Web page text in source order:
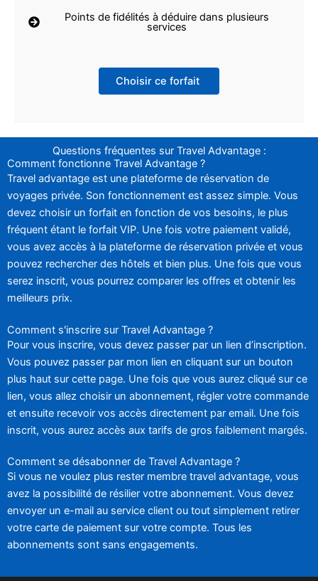
Points de fidélités à déduire dans plusieurs
services
Choisir ce forfait
Questions fréquentes sur Travel Advantage :
Comment fonctionne Travel Advantage ?
Travel advantage est une plateforme de réservation de
voyages privée. Son fonctionnement est assez simple. Vous
devez choisir un forfait en fonction de vos besoins, le plus
fréquent étant le forfait VIP. Une fois votre paiement validé,
vous avez accès à la plateforme de réservation privée et vous
pouvez rechercher des hôtels et bien plus. Une fois que vous
serez inscrit, vous pourrez comparer les offres et obtenir les
meilleurs prix.
Comment s'inscrire sur Travel Advantage ?
Pour vous inscrire, vous devez passer par un lien d’inscription.
Vous pouvez passer par mon lien en cliquant sur un bouton
plus haut sur cette page. Une fois que vous aurez cliqué sur ce
lien, vous allez choisir un abonnement, régler votre commande
et ensuite recevoir vos accès directement par email. Une fois
inscrit, vous aurez accès aux tarifs de gros faiblement margés.
Comment se désabonner de Travel Advantage ?
Si vous ne voulez plus rester membre travel advantage, vous
avez la possibilité de résilier votre abonnement. Vous devez
envoyer un e-mail au service client ou tout simplement retirer
votre carte de paiement sur votre compte. Tous les
abonnements sont sans engagements.